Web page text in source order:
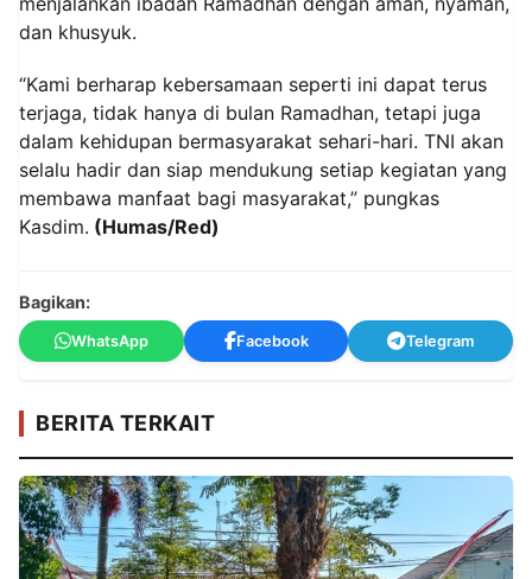
dan khusyuk.
“Kami berharap kebersamaan seperti ini dapat terus
terjaga, tidak hanya di bulan Ramadhan, tetapi juga
dalam kehidupan bermasyarakat sehari-hari. TNI akan
selalu hadir dan siap mendukung setiap kegiatan yang
membawa manfaat bagi masyarakat,” pungkas
Kasdim. (Humas/Red)
Bagikan:
WhatsApp Facebook Telegram
BERITA TERKAIT